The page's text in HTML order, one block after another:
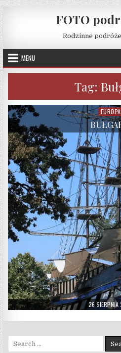
Skip to content
FOTO
Rodzinne podróże
MENU
Tag:
PUBLISHED
26
EUROPA
Search for: